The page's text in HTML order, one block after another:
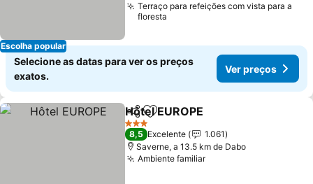
Escolha popular
Terraço para refeições com vista para a
floresta
Selecione as datas para ver os preços
exatos.
Ver preços
PartilharAdicionar aos favoritos
Hôtel EUROPE
3 Estrelas
8,5 Excelente
1.061
Saverne, a 13.5 km de Dabo
Ambiente familiar